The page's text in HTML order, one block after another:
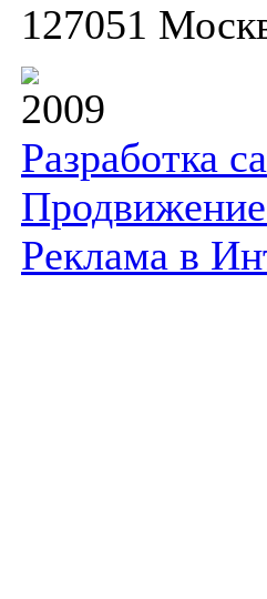
127051
2009
Разработка
Реклама в